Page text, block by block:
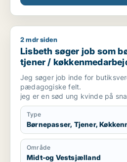
Lisbeth søger job som
2 mdr siden
Lisbeth søger job som
tjener /
butiksmedarbejder /
Jeg søger job inde for
pædagogiske felt.
jeg er en sød ung kvinde på
desværre ikke har så meget
har siddet på skolebænken det
har dog været ude i en masse
fået afprøvet hvad det vil sige
Type
Børnepasser, Tjener,
Område
Midt-og Vestsjælland